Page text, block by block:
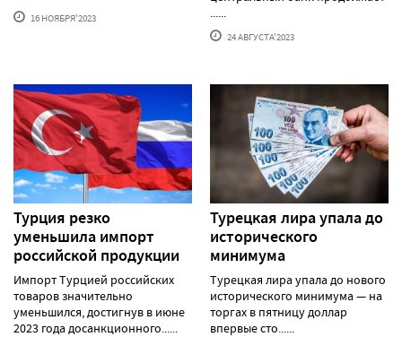
16 НОЯБРЯ'2023
......
24 АВГУСТА'2023
Турция резко
уменьшила импорт
российской продукции
Импорт Турцией российских
товаров значительно
уменьшился, достигнув в июне
2023 года досанкционного......
Турецкая лира упала до
исторического
минимума
Турецкая лира упала до нового
исторического минимума — на
торгах в пятницу доллар
впервые сто......